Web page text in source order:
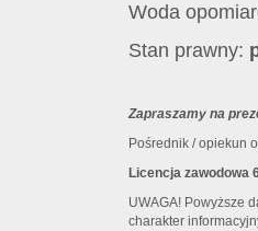
Woda
Stan prawny:
Zapraszamy na
Pośrednik / opiekun
Licencja zawodowa
UWAGA! Powyższe
charakter